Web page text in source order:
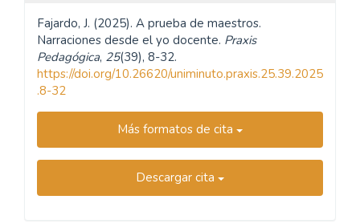
Fajardo, J. (2025). A prueba de maestros.
Narraciones desde el yo docente. Praxis
Pedagógica, 25(39), 8-32.
https://doi.org/10.26620/uniminuto.praxis.25.39.2025
.8-32
Más formatos de cita
Descargar cita